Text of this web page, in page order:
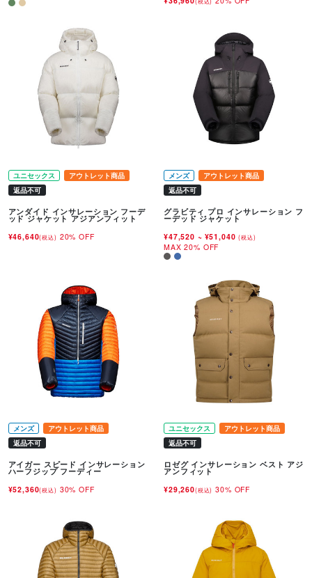
ユニセックス
アウトレット商品
返品不可
アンダイド インサレーション フーデ
ッド ジャケット アジアンフィット
¥46,640(税込) 20% OFF
メンズ
アウトレット商品
返品不可
グラビティ プロ インサレーション フ
ーデッド ジャケット
¥47,520 ~ ¥51,040(税込)
MAX 20% OFF
メンズ
アウトレット商品
返品不可
アイガー スピード インサレーション
ハーフジップ フーディー
¥52,360(税込) 30% OFF
ユニセックス
アウトレット商品
返品不可
ロゼグ インサレーション ベスト アジ
アンフィット
¥29,260(税込) 30% OFF